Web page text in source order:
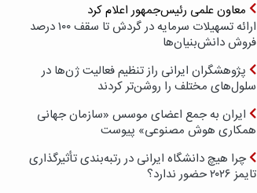
معاون علمی رئیس‌جمهور اعلام کرد
ارائه تسهیلات سرمایه در گردش تا سقف ۱۰۰ درصد
فروش دانش‌بنیان‌ها
پژوهشگران ایرانی راز تنظیم فعالیت ژن‌ها در
سلول‌های مختلف را روشن‌تر کردند
ایران به جمع اعضای موسس «سازمان جهانی
همکاری هوش مصنوعی» پیوست
چرا هیچ دانشگاه ایرانی در رتبه‌بندی تأثیرگذاری
تایمز ۲۰۲۶ حضور ندارد؟